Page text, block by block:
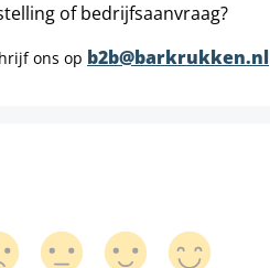
of bedrijfsaanvraag?
ons op b2b@barkrukken.nl